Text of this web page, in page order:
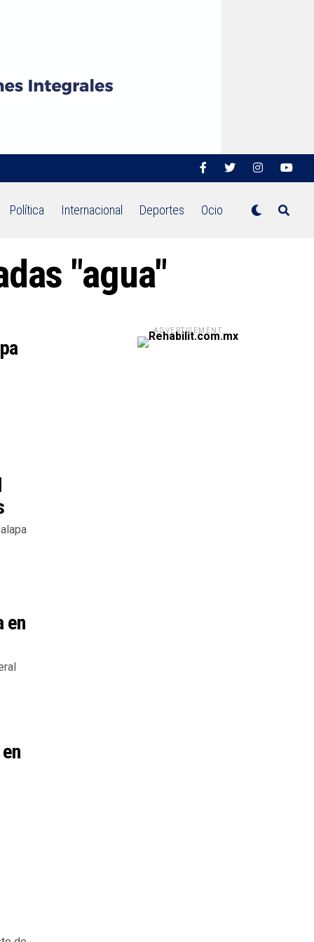
Política Internacional Deportes Ocio
"agua"
en
ADVERTISEMENT